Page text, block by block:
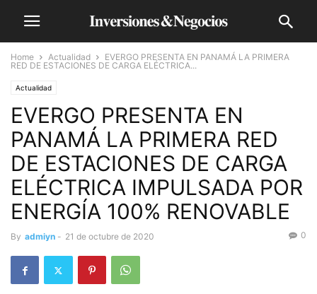
Home Actualidad
EVERGO PRESENTA EN PANAMÁ LA PRIMERA
RED DE ESTACIONES DE CARGA ELÉCTRICA...
Actualidad
EVERGO PRESENTA EN
PANAMÁ LA PRIMERA RED
DE ESTACIONES DE CARGA
ELÉCTRICA IMPULSADA POR
ENERGÍA 100% RENOVABLE
By admiyn - 21 de octubre de 2020 0